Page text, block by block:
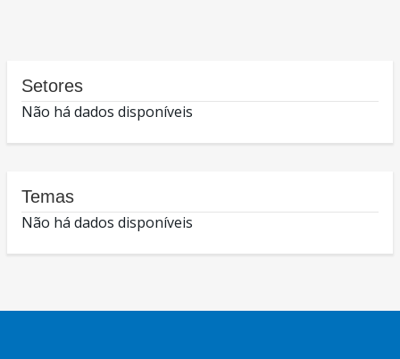
Setores
Não há dados disponíveis
Temas
Não há dados disponíveis